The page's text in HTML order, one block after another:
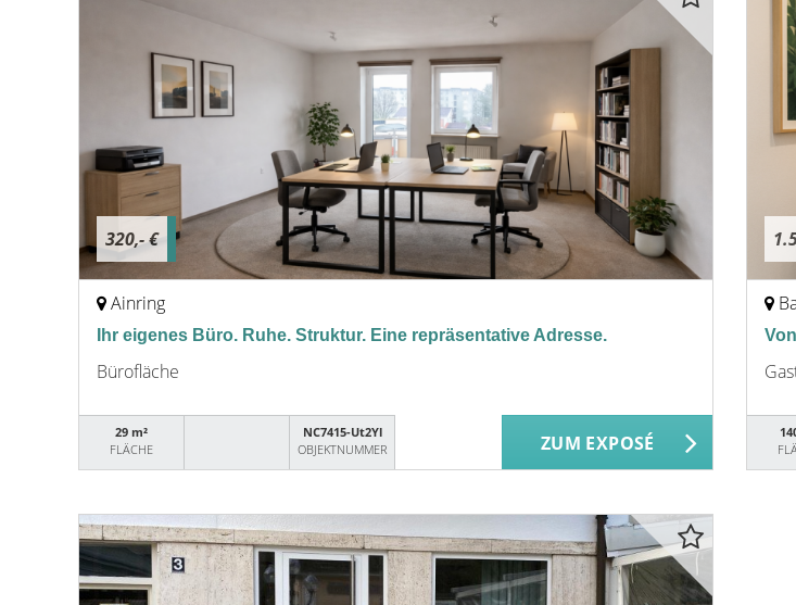
320,- €
Ainring
Ihr eigenes Büro. Ruhe. Struktur. Eine repräsentative Adresse.
Bürofläche
29 m²
FLÄCHE
NC7415-Ut2Yl
OBJEKTNUMMER
ZUM EXPOSÉ